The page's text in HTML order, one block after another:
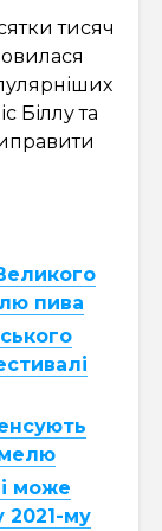
тисяч
Біллу та
пива
може
2021-му